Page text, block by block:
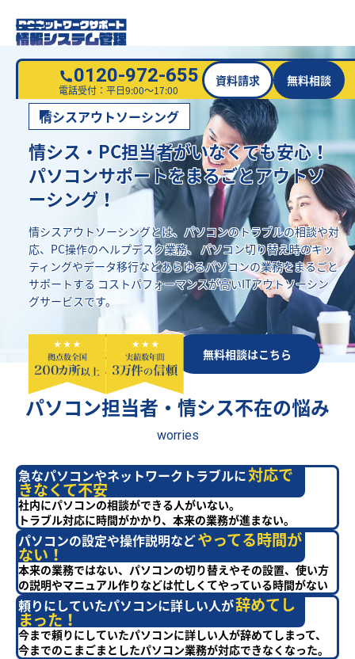
0120-972-655
電話受付：平日9:00～17:00
資料請求 無料相談
情シスアウトソーシング
情シス・PC担当者がいなくても安心！
パソコンサポートをまるごとアウトソ
ーシング！
情シスアウトソーシングとは、パソコンのトラブルの相談や対
応、PC操作のヘルプデスク業務、 パソコン切り替え時のキッ
ティングやデータ移行などあらゆるパソコンの業務をまるごと
サポートする コストパフォーマンスが高いITアウトソーシン
グサービスです。
資料請求はこちら 無料相談はこちら
パソコン担当者・情シス不在の悩み
worries
急なパソコンやネットワークトラブルに対応で
きなくて不安
社内にパソコンの相談ができる人がいない。
トラブル対応に時間がかかり、本来の業務が進まない。
パソコンの設定や操作説明などやってる時間が
ない！
本来の業務ではない、パソコンの切り替えやその設置、使い方
の説明やマニュアル作りなどは忙しくてやっている時間がない
頼りにしていたパソコンに詳しい人が辞めてし
まった！
今まで頼りにしていたパソコンに詳しい人が辞めてしまって、
今までのこまごまとしたパソコン業務が対応できなくなった。